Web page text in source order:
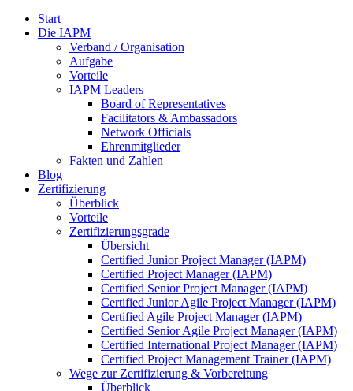
Start
Die IAPM
Verband / Organisation
Aufgabe
Vorteile
IAPM Leaders
Board of Representatives
Facilitators & Ambassadors
Network Officials
Ehrenmitglieder
Fakten und Zahlen
Blog
Zertifizierung
Überblick
Vorteile
Zertifizierungsgrade
Übersicht
Certified Junior Project Manager (IAPM)
Certified Project Manager (IAPM)
Certified Senior Project Manager (IAPM)
Certified Junior Agile Project Manager (IAPM)
Certified Agile Project Manager (IAPM)
Certified Senior Agile Project Manager (IAPM)
Certified International Project Manager (IAPM)
Certified Project Management Trainer (IAPM)
Wege zur Zertifizierung & Vorbereitung
Überblick